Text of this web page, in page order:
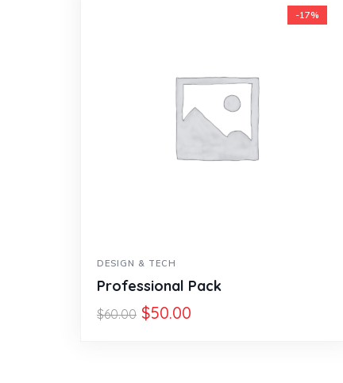
-17%
DESIGN & TECH
Professional Pack
$60.00 $50.00